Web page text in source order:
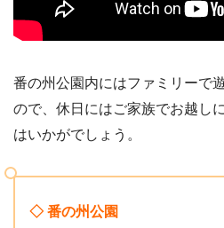
番の州公園内にはファミリーで
ので、休日にはご家族でお越し
はいかがでしょう。
◇ 番の州公園